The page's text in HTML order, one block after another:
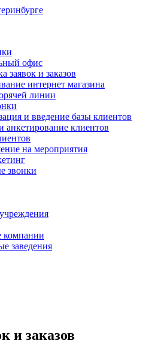
офис
заявок и заказов
интернет магазина
линии
и введение базы клиентов
анкетирование клиентов
на мероприятия
звонки
компании
заведения
и заказов